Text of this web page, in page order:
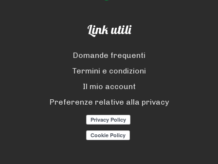
Link utili
Domande frequenti
Termini e condizioni
Il mio account
Preferenze relative alla privacy